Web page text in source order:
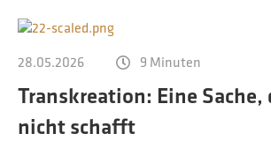
28.05.2026 9 Minuten
Transkreation: Eine Sache,
nicht schafft